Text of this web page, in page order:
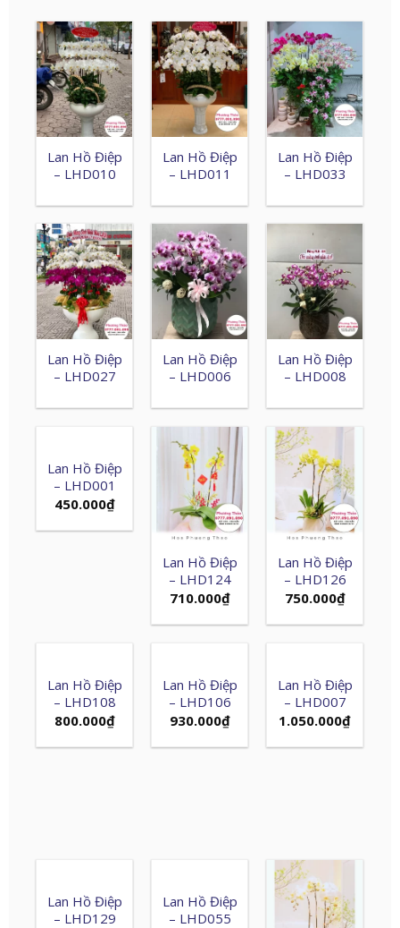
Lan Hồ Điệp
– LHD010
Lan Hồ Điệp
– LHD011
Lan Hồ Điệp
– LHD033
Lan Hồ Điệp
– LHD027
Lan Hồ Điệp
– LHD006
Lan Hồ Điệp
– LHD008
Lan Hồ Điệp
– LHD001
450.000₫
Lan Hồ Điệp
– LHD124
710.000₫
Lan Hồ Điệp
– LHD126
750.000₫
Lan Hồ Điệp
– LHD108
800.000₫
Lan Hồ Điệp
– LHD106
930.000₫
Lan Hồ Điệp
– LHD007
1.050.000₫
Lan Hồ Điệp
– LHD129
Lan Hồ Điệp
– LHD055